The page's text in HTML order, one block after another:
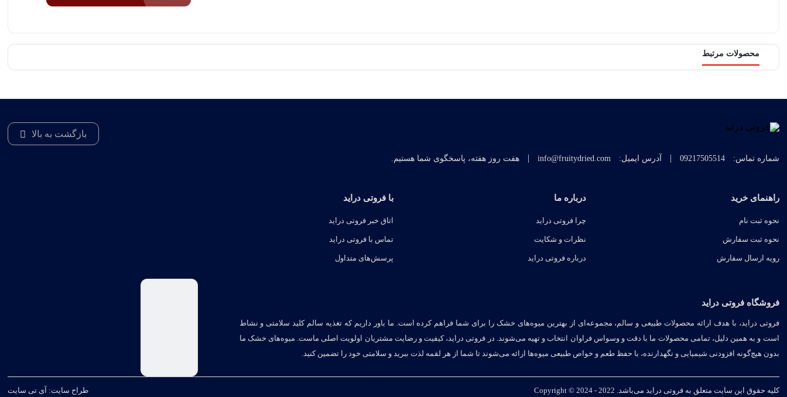
محصولات مرتبط
بازگشت به بالا
شماره تماس: 09217505514
| آدرس ایمیل: info@fruitydried.com
| هفت روز هفته، پاسخگوی شما هستیم.
راهنمای خرید
نحوه ثبت نام
نحوه ثبت سفارش
رویه ارسال سفارش
درباره ما
چرا فروتی دراید
نظرات و شکایت
درباره فروتی دراید
با فروتی دراید
اتاق خبر فروتی دراید
تماس با فروتی دراید
پرسش‌های متداول
فروشگاه فروتی دراید
فروتی دراید، با هدف ارائه محصولات طبیعی و سالم، مجموعه‌ای از بهترین میوه‌های خشک را برای شما فراهم کرده است. ما باور داریم که تغذیه سالم کلید سلامتی و نشاط
است و به همین دلیل، تمامی محصولات ما با دقت و وسواس فراوان انتخاب و تهیه می‌شوند. در فروتی دراید، کیفیت و رضایت مشتریان اولویت اصلی ماست. میوه‌های خشک ما
بدون هیچ‌گونه افزودنی شیمیایی و نگهدارنده، با حفظ طعم و خواص طبیعی میوه‌ها ارائه می‌شوند تا شما از هر لقمه لذت ببرید و سلامتی خود را تضمین کنید.
کلیه حقوق این سایت متعلق به فروتی دراید می‌باشد. Copyright © 2024 - 2022 طراح سایت: آی تی سایت